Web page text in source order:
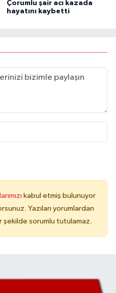
Çorumlu şair acı kazada
hayatını kaybetti
kabul etmiş bulunuyor
Yazılan yorumlardan
şekilde sorumlu tutulamaz.